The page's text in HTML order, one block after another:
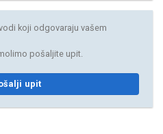
koji odgovaraju vašem
pošaljite upit.
upit